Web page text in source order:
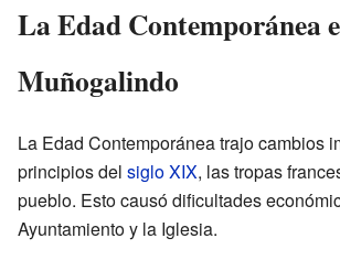
La Edad Contemporánea
Muñogalindo
La Edad Contemporánea trajo cambios
principios del siglo XIX, las tropas
pueblo. Esto causó dificultades
Ayuntamiento y la Iglesia.